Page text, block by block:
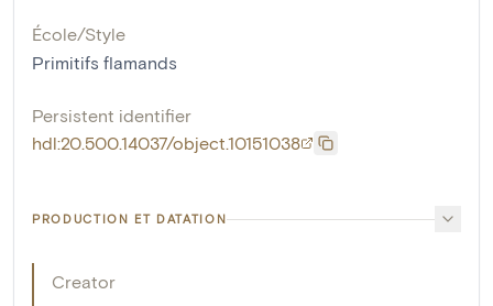
École/Style
Primitifs flamands
Persistent identifier
hdl:20.500.14037/object.10151038
PRODUCTION ET DATATION
Creator